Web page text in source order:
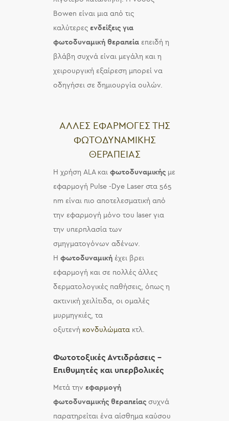
Bowen είναι μια από τις
καλύτερες ενδείξεις για
φωτοδυναμική θεραπεία επειδή η
βλάβη συχνά είναι μεγάλη και η
χειρουργική εξαίρεση μπορεί να
οδηγήσει σε δημιουργία ουλών.
ΑΛΛΕΣ ΕΦΑΡΜΟΓΕΣ ΤΗΣ
ΦΩΤΟΔΥΝΑΜΙΚΗΣ
ΘΕΡΑΠΕΙΑΣ
Η χρήση ALA και φωτοδυναμικής με
εφαρμογή Pulse -Dye Laser στα 565
nm είναι πιο αποτελεσματική από
την εφαρμογή μόνο του laser για
την υπερπλασία των
σμηγματογόνων αδένων.
Η φωτοδυναμική έχει βρει
εφαρμογή και σε πολλές άλλες
δερματολογικές παθήσεις, όπως η
ακτινική χειλίτιδα, οι ομαλές
μυρμηγκιές, τα
οξυτενή κονδυλώματα κτλ.
Φωτοτοξικές Αντιδράσεις –
Επιθυμητές και υπερβολικές
Μετά την εφαρμογή
φωτοδυναμικής θεραπείας συχνά
παρατηρείται ένα αίσθημα καύσου